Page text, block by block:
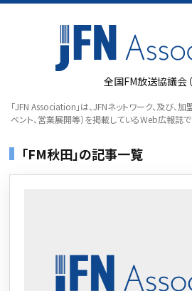
全国FM放送協議会（
「JFN Association」は、JFNネットワーク、及び、
ベント、営業展開等）を掲載しているWeb広報誌で
「FM秋田」の記事一覧